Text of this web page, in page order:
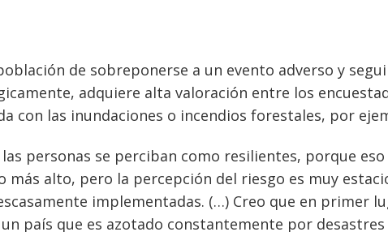
de sobreponerse a un evento adverso y
adquiere alta valoración entre los
con las inundaciones o incendios forestales, por
personas se perciban como resilientes, porque
más alto, pero la percepción del riesgo es muy
implementadas. (…) Creo que en primer
un país que es azotado constantemente por